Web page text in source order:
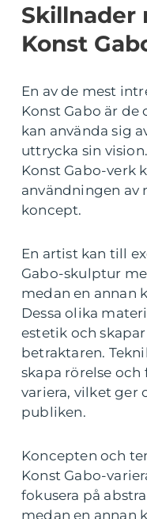
Skillnader
Konst
En av de mest
Konst Gabo är
kan använda sig
uttrycka sin
Konst Gabo-verk
användningen av
koncept.
En artist kan till
Gabo-skulptur
medan en annan
Dessa olika
estetik och
betraktaren.
skapa rörelse
variera, vilket ger
publiken.
Koncepten och
Konst Gabo-
fokusera på
medan en annan